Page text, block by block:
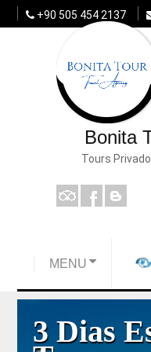
+90 505 454 2137
Bonita
Tours
MENU
3 Dias
8 Días